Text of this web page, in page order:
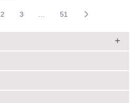
2 3 51